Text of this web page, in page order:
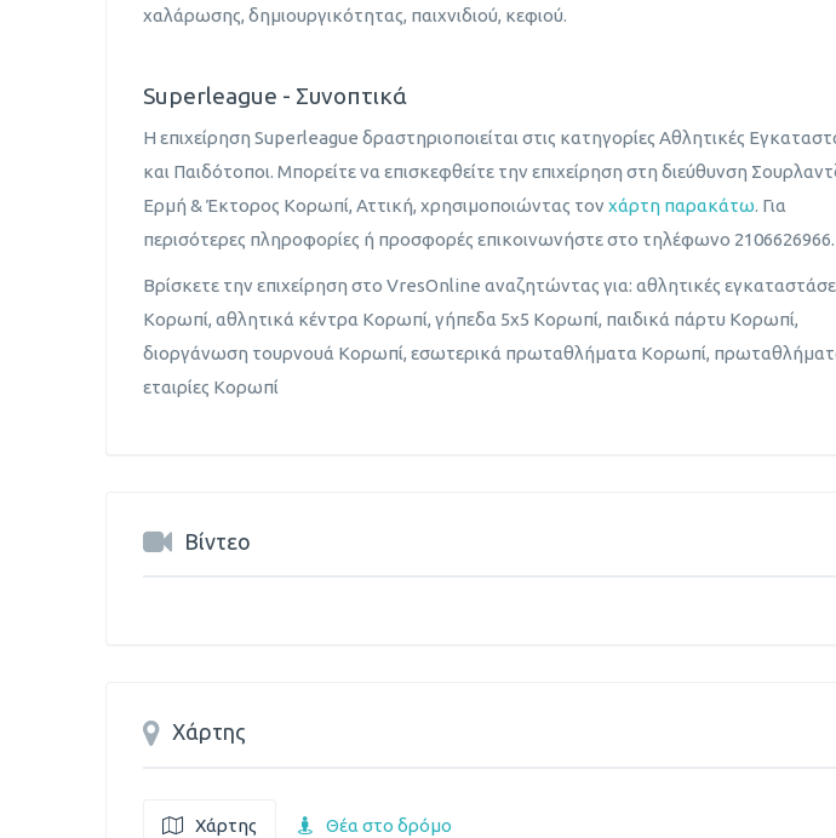
χαλάρωσης, δημιουργικότητας, παιχνιδιού, κεφιού.
Superleague - Συνοπτικά
Η επιχείρηση Superleague δραστηριοποιείται στις κατηγορίες Αθλητικές
και Παιδότοποι. Μπορείτε να επισκεφθείτε την επιχείρηση στη διεύθυνση
Ερμή & Έκτορος Κορωπί, Αττική, χρησιμοποιώντας τον χάρτη παρακάτω. Για
περισότερες πληροφορίες ή προσφορές επικοινωνήστε στο τηλέφωνο 2106626966.
Βρίσκετε την επιχείρηση στο VresOnline αναζητώντας για: αθλητικές
Κορωπί, αθλητικά κέντρα Κορωπί, γήπεδα 5x5 Κορωπί, παιδικά πάρτυ Κορωπί,
διοργάνωση τουρνουά Κορωπί, εσωτερικά πρωταθλήματα Κορωπί,
εταιρίες Κορωπί
Βίντεο
Χάρτης
Χάρτης Θέα στο δρόμο